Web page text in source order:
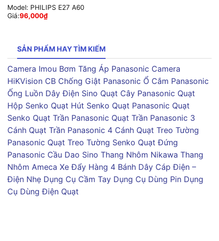
Model: PHILIPS E27 A60
Giá:96,000₫
SẢN PHẨM HAY TÌM KIẾM
Camera Imou Bơm Tăng Áp Panasonic Camera
HiKVision CB Chống Giật Panasonic Ổ Cắm Panasonic
Ống Luồn Dây Điện Sino Quạt Cây Panasonic Quạt
Hộp Senko Quạt Hút Senko Quạt Panasonic Quạt
Senko Quạt Trần Panasonic Quạt Trần Panasonic 3
Cánh Quạt Trần Panasonic 4 Cánh Quạt Treo Tường
Panasonic Quạt Treo Tường Senko Quạt Đứng
Panasonic Cầu Dao Sino Thang Nhôm Nikawa Thang
Nhôm Ameca Xe Đẩy Hàng 4 Bánh Dây Cáp Điện –
Điện Nhẹ Dụng Cụ Cầm Tay Dụng Cụ Dùng Pin Dụng
Cụ Dùng Điện Quạt